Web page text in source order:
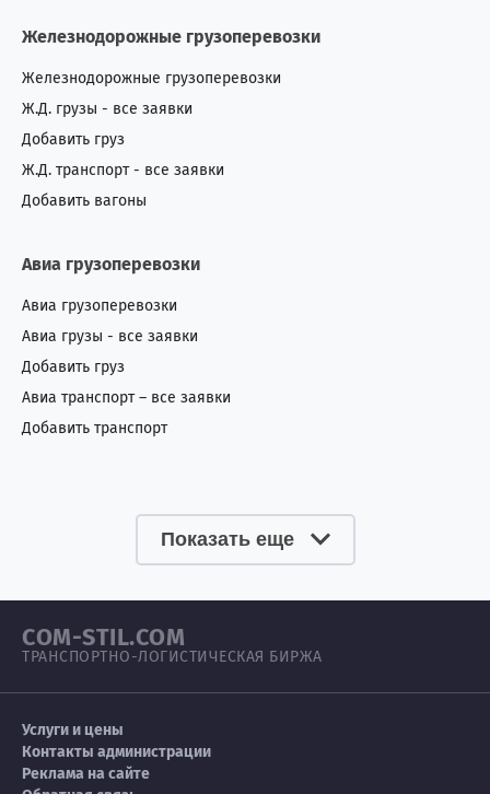
Железнодорожные грузоперевозки
Железнодорожные грузоперевозки
Ж.Д. грузы - все заявки
Добавить груз
Ж.Д. транспорт - все заявки
Добавить вагоны
Авиа грузоперевозки
Авиа грузоперевозки
Авиа грузы - все заявки
Добавить груз
Авиа транспорт – все заявки
Добавить транспорт
Показать еще
COM-STIL.COM
ТРАНСПОРТНО-ЛОГИСТИЧЕСКАЯ БИРЖА
Услуги и цены
Контакты администрации
Реклама на сайте